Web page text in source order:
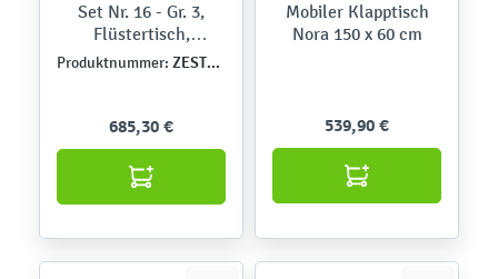
Set Nr. 16 - Gr. 3,
Flüstertisch,
Metallgestell, mit
Produktnummer: ZEST5237
685,30 €
Mobiler Klapptisch
Nora 150 x 60 cm
539,90 €